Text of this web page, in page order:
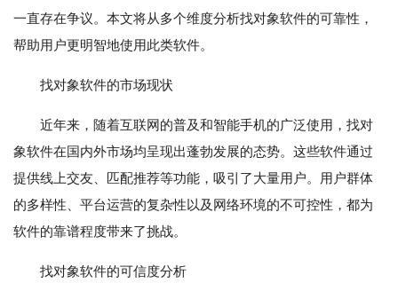
一直存在争议。本文将从多个维度分析找对象软件的可靠性，
帮助用户更明智地使用此类软件。
找对象软件的市场现状
近年来，随着互联网的普及和智能手机的广泛使用，找对
象软件在国内外市场均呈现出蓬勃发展的态势。这些软件通过
提供线上交友、匹配推荐等功能，吸引了大量用户。用户群体
的多样性、平台运营的复杂性以及网络环境的不可控性，都为
软件的靠谱程度带来了挑战。
找对象软件的可信度分析